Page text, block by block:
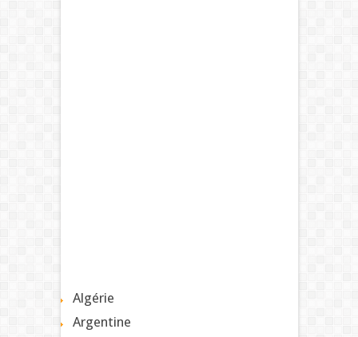
Algérie
Argentine